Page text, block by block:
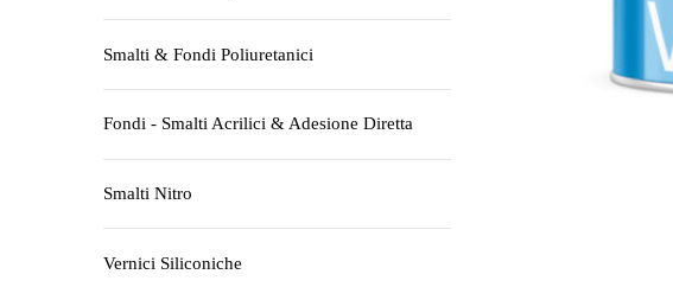
Smalti & Fondi Poliuretanici
Fondi - Smalti Acrilici & Adesione Diretta
Smalti Nitro
Vernici Siliconiche